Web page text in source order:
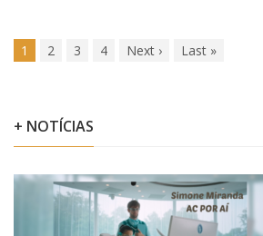
1 2 3 4 Next › Last »
+ NOTÍCIAS